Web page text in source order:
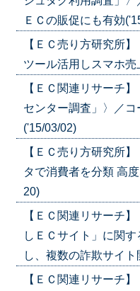
ＥＣの販促にも有効
【ＥＣ売り方研究所
ツール活用しスマホ
【ＥＣ関連リサーチ
センター調査」〉／
('15/03/02)
【ＥＣ売り方研究所
タで消費者を分類 高
20)
【ＥＣ関連リサーチ
しＥＣサイト」に関
し、複数の詐欺サイ
【ＥＣ関連リサーチ